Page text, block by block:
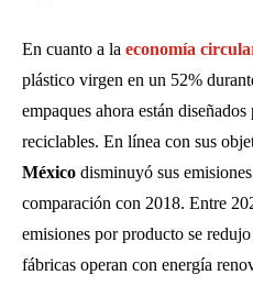
En cuanto a la economía
plástico virgen en un 52%
empaques ahora están
reciclables. En línea con sus
México disminuyó sus
comparación con 2018. Entre
emisiones por producto se
fábricas operan con energía